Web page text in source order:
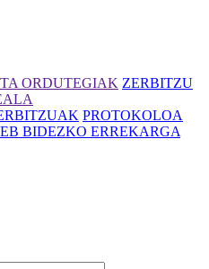
ORDUTEGIAK ZERBITZU
PROTOKOLOA
BIDEZKO ERREKARGA